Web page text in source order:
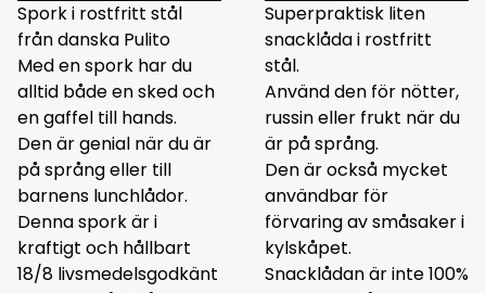
Spork i rostfritt stål
från danska Pulito
Med en spork har du
alltid både en sked och
en gaffel till hands.
Den är genial när du är
på språng eller till
barnens lunchlådor.
Denna spork är i
kraftigt och hållbart
18/8 livsmedelsgodkänt
Superpraktisk liten
snacklåda i rostfritt
stål.
Använd den för nötter,
russin eller frukt när du
är på språng.
Den är också mycket
användbar för
förvaring av småsaker i
kylskåpet.
Snacklådan är inte 100%